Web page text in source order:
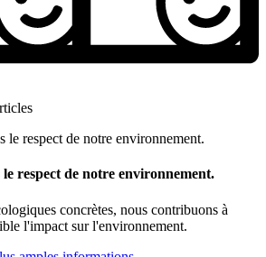
respect de notre environnement.
concrètes, nous contribuons à
l'impact sur l'environnement.